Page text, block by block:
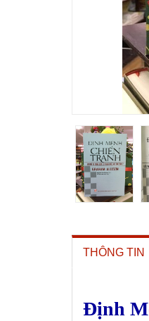
THÔNG TIN
Định